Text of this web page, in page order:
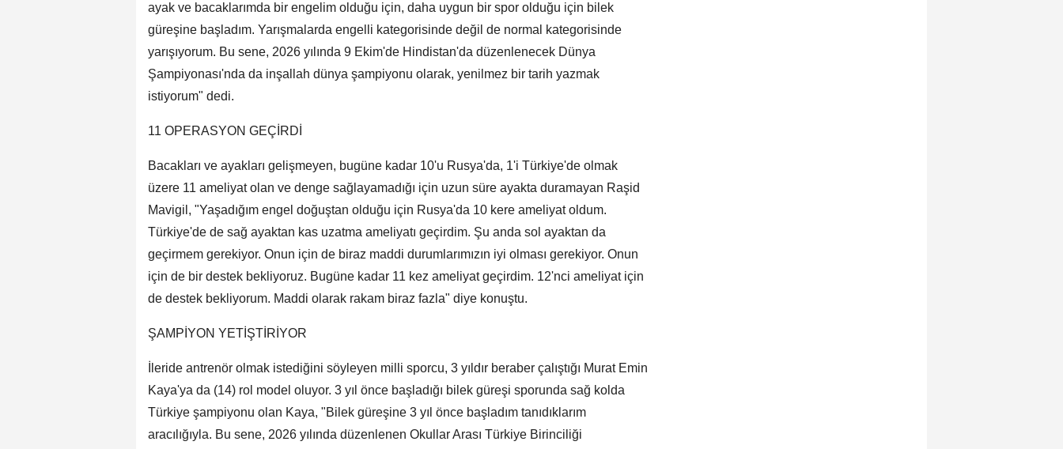
ayak ve bacaklarımda bir engelim olduğu için, daha uygun bir spor olduğu için bilek
güreşine başladım. Yarışmalarda engelli kategorisinde değil de normal kategorisinde
yarışıyorum. Bu sene, 2026 yılında 9 Ekim'de Hindistan'da düzenlenecek Dünya
Şampiyonası'nda da inşallah dünya şampiyonu olarak, yenilmez bir tarih yazmak
istiyorum" dedi.
11 OPERASYON GEÇİRDİ
Bacakları ve ayakları gelişmeyen, bugüne kadar 10'u Rusya'da, 1'i Türkiye'de olmak
üzere 11 ameliyat olan ve denge sağlayamadığı için uzun süre ayakta duramayan Raşid
Mavigil, "Yaşadığım engel doğuştan olduğu için Rusya'da 10 kere ameliyat oldum.
Türkiye'de de sağ ayaktan kas uzatma ameliyatı geçirdim. Şu anda sol ayaktan da
geçirmem gerekiyor. Onun için de biraz maddi durumlarımızın iyi olması gerekiyor. Onun
için de bir destek bekliyoruz. Bugüne kadar 11 kez ameliyat geçirdim. 12'nci ameliyat için
de destek bekliyorum. Maddi olarak rakam biraz fazla" diye konuştu.
ŞAMPİYON YETİŞTİRİYOR
İleride antrenör olmak istediğini söyleyen milli sporcu, 3 yıldır beraber çalıştığı Murat Emin
Kaya'ya da (14) rol model oluyor. 3 yıl önce başladığı bilek güreşi sporunda sağ kolda
Türkiye şampiyonu olan Kaya, "Bilek güreşine 3 yıl önce başladım tanıdıklarım
aracılığıyla. Bu sene, 2026 yılında düzenlenen Okullar Arası Türkiye Birinciliği